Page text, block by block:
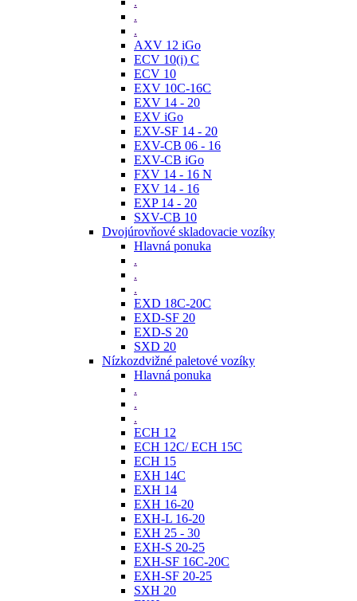
.
.
AXV 12 iGo
ECV 10(i) C
ECV 10
EXV 10C-16C
EXV 14 - 20
EXV iGo
EXV-SF 14 - 20
EXV-CB 06 - 16
EXV-CB iGo
FXV 14 - 16 N
FXV 14 - 16
EXP 14 - 20
SXV-CB 10
Dvojúrovňové skladovacie vozíky
Hlavná ponuka
.
.
.
EXD 18C-20C
EXD-SF 20
EXD-S 20
SXD 20
Nízkozdvižné paletové vozíky
Hlavná ponuka
.
.
.
ECH 12
ECH 12C/ ECH 15C
ECH 15
EXH 14C
EXH 14
EXH 16-20
EXH-L 16-20
EXH 25 - 30
EXH-S 20-25
EXH-SF 16C-20C
EXH-SF 20-25
SXH 20